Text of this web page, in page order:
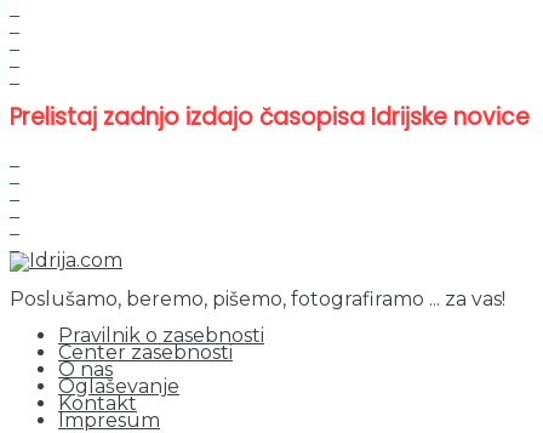
Prelistaj zadnjo izdajo časopisa Idrijske novice
Poslušamo, beremo, pišemo, fotografiramo ... za vas!
Pravilnik o zasebnosti
Center zasebnosti
O nas
Oglaševanje
Kontakt
Impresum